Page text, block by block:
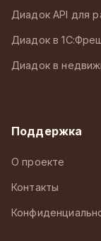
Диадок API для
Диадок в
Диадок в
Поддержка
О проекте
Контакты